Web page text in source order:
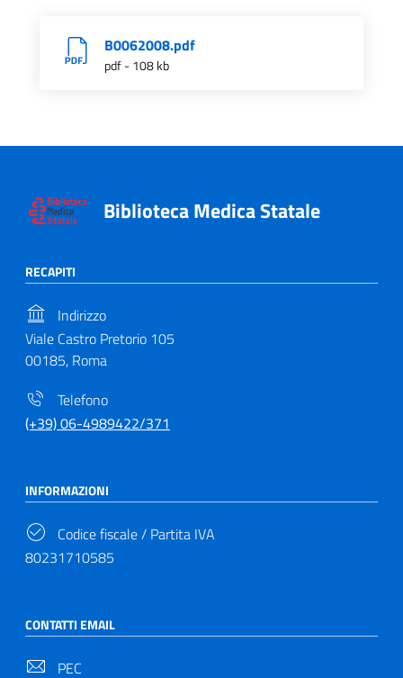
B0062008.pdf
pdf - 108 kb
Biblioteca Medica Statale
RECAPITI
Indirizzo
Viale Castro Pretorio 105
00185, Roma
Telefono
(+39) 06-4989422/371
INFORMAZIONI
Codice fiscale / Partita IVA
80231710585
CONTATTI EMAIL
PEC